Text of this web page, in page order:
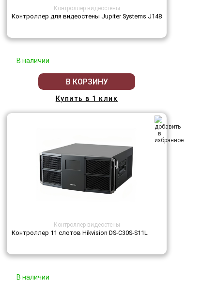
Контроллер видеостены
Контроллер для видеостены Jupiter Systems J148
В наличии
В КОРЗИНУ
Купить в 1 клик
Контроллер видеостены
Контроллер 11 слотов Hikvision DS-C30S-S11L
В наличии